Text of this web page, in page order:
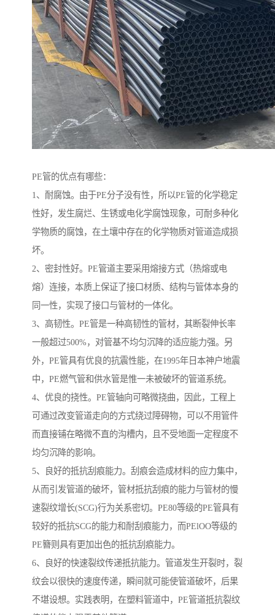
PE管的优点有哪些：
1、耐腐蚀。由于PE分子没有性，所以PE管的化学稳定
性好，发生腐烂、生锈或电化学腐蚀现象，可耐多种化
学物质的腐蚀，在土壤中存在的化学物质对管道造成损
坏。
2、密封性好。PE管道主要采用熔接方式（热熔或电
熔）连接，本质上保证了接口材质、结构与管体本身的
同一性，实现了接口与管材的一体化。
3、高韧性。PE管是一种高韧性的管材，其断裂伸长率
一般超过500%，对管基不均匀沉降的适应能力强。另
外，PE管具有优良的抗震性能，在1995年日本神户地震
中，PE燃气管和供水管是惟一未被破坏的管道系统。
4、优良的挠性。PE管轴向可略微挠曲，因此，工程上
可通过改变管道走向的方式绕过障碍物，可以不用管件
而直接铺在略微不直的沟槽内，且不受地面一定程度不
均匀沉降的影响。
5、良好的抵抗刮痕能力。刮痕会造成材料的应力集中，
从而引发管道的破坏，管材抵抗刮痕的能力与管材的慢
速裂纹增长(SCG)行为关系密切。PE80等级的PE管具有
较好的抵抗SCG的能力和耐刮痕能力，而PElOO等级的
PE簪则具有更加出色的抵抗刮痕能力。
6、良好的快速裂纹传递抵抗能力。管道发生开裂时，裂
纹会以很快的速度传递，瞬间就可能使管道破坏，后果
不堪设想。实践表明，在塑料管道中，PE管道抵抗裂纹